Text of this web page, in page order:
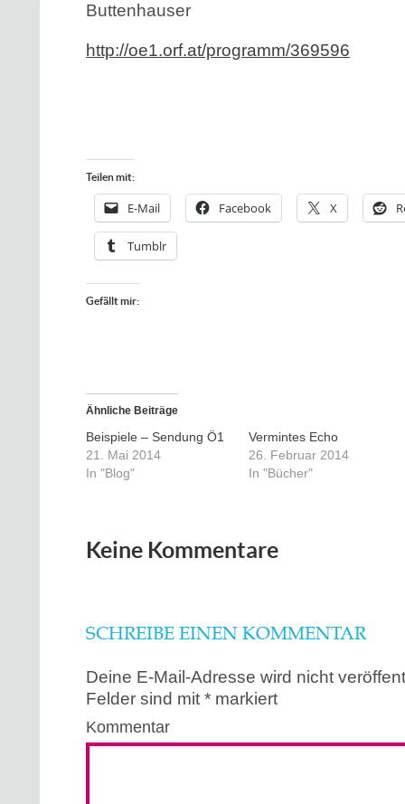
Buttenhauser
http://oe1.orf.at/programm/369596
Teilen mit:
E-Mail Facebook X
Tumblr
Gefällt mir:
Ähnliche Beiträge
Beispiele – Sendung Ö1
21. Mai 2014
In "Blog"
Vermintes Echo
26. Februar 2014
In "Bücher"
Keine Kommentare
SCHREIBE EINEN KOMMENTAR
Deine E-Mail-Adresse wird nicht
Felder sind mit * markiert
Kommentar